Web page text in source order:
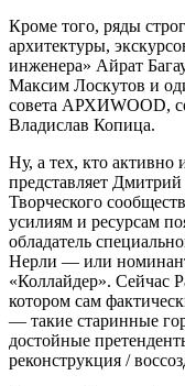
Кроме того, ряды
архитектуры,
инженера» Айрат
Максим Лоскутов и
совета АРХИWOOD,
Владислав Копица.
Ну, а тех, кто активно
представляет
Творческого
усилиям и ресурсам
обладатель
Нерли — или
«Коллайдер». Сейчас
котором сам
— такие старинные
достойные
реконструкция /